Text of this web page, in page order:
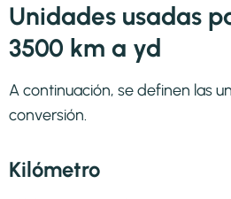
Unidades usadas
3500 km a yd
A continuación, se definen las
conversión.
Kilómetro